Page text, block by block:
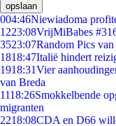
opslaan
004:46Niewiadoma
1223:08VrijMiBabes
3523:07Random Pics
1818:47Italië hindert
1918:31Vier
van Breda
1118:26Smokkelbende
migranten
2218:08CDA en D66